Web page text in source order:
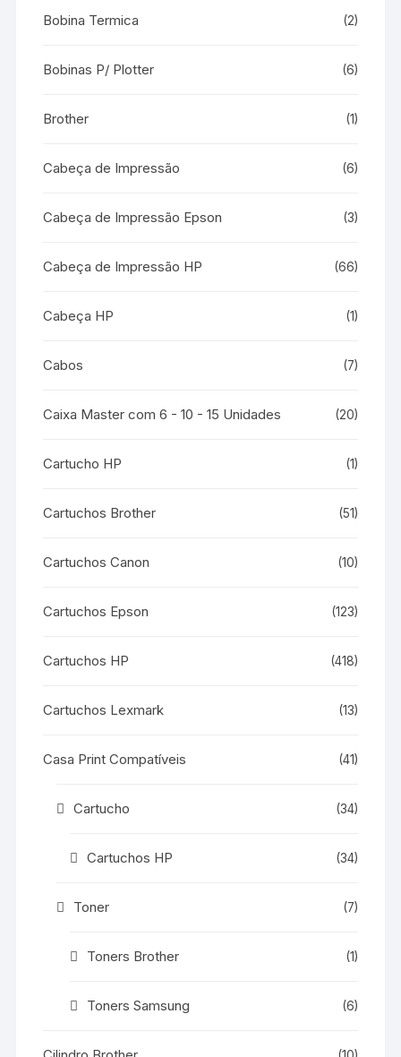
Bobina Termica (2)
Bobinas P/ Plotter (6)
Brother (1)
Cabeça de Impressão (6)
Cabeça de Impressão Epson (3)
Cabeça de Impressão HP (66)
Cabeça HP (1)
Cabos (7)
Caixa Master com 6 - 10 - 15 Unidades (20)
Cartucho HP (1)
Cartuchos Brother (51)
Cartuchos Canon (10)
Cartuchos Epson (123)
Cartuchos HP (418)
Cartuchos Lexmark (13)
Casa Print Compatíveis (41)
Cartucho (34)
Cartuchos HP (34)
Toner (7)
Toners Brother (1)
Toners Samsung (6)